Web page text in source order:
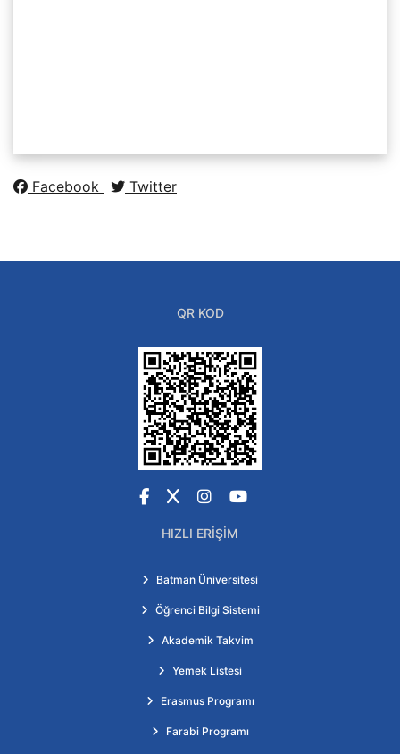
Facebook Twitter
QR KOD
Facebook
X Instagram
YouTube
HIZLI ERIŞIM
Batman Üniversitesi
Öğrenci Bilgi Sistemi
Akademik Takvim
Yemek Listesi
Erasmus Programı
Farabi Programı